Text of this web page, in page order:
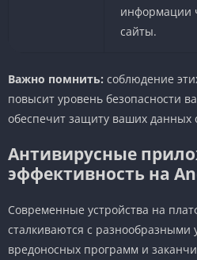
информации
сайты.
Важно помнить: соблюдение
повысит уровень безопасности
обеспечит защиту ваших данных
Антивирусные
эффективность на
Современные устройства на
сталкиваются с разнообразными
вредоносных программ и